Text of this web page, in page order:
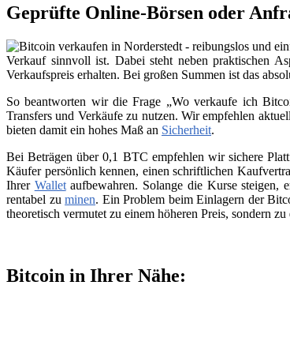
Geprüfte Online-Börsen oder
Verkauf sinnvoll ist. Dabei steht neben praktischen
Verkaufspreis erhalten. Bei großen Summen ist das
So beantworten wir die Frage „Wo verkaufe ich
Transfers und Verkäufe zu nutzen. Wir empfehlen
bieten damit ein hohes Maß an Sicherheit.
Bei Beträgen über 0,1 BTC empfehlen wir sichere
Käufer persönlich kennen, einen schriftlichen
Ihrer Walletaufbewahren. Solange die Kurse steigen,
rentabel zuminen. Ein Problem beim Einlagern der
theoretisch vermutet zu einem höheren Preis, sondern
Bitcoin in Ihrer Nähe: